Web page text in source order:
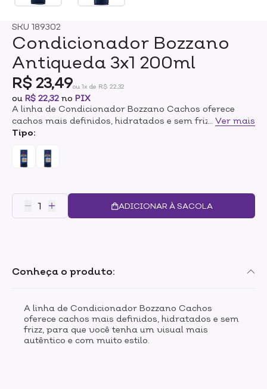
SKU 189302
Condicionador Bozzano
Antiqueda 3x1 200ml
R$ 23,49ou 1x de R$ 22,32
ou R$ 22,32 no PIX
A linha de Condicionador Bozzano Cachos oferece
cachos mais definidos, hidratados e sem frizz, para
que você tenha um visual mais autêntico e com muito
estilo.
Ver mais
Tipo:
ADICIONAR À SACOLA
Conheça o produto:
A linha de Condicionador Bozzano Cachos
oferece cachos mais definidos, hidratados e sem
frizz, para que você tenha um visual mais
autêntico e com muito estilo.